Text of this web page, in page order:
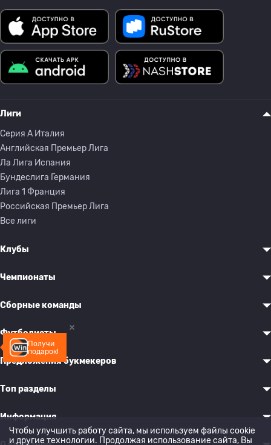
Получи
подарок!
Лиги
Серия A Италия
Английская Премьер Лига
Ла Лига Испания
Бундеслига Германия
Лига 1 Франция
Российская Премьер Лига
Все лиги
Клубы
Чемпионаты
Сборные команды
Футболисты
Предложения букмекеров
Топ разделы
Информация
Чтобы улучшить работу сайта, мы используем файлы cookie
и другие технологии. Продолжая использование сайта, Вы